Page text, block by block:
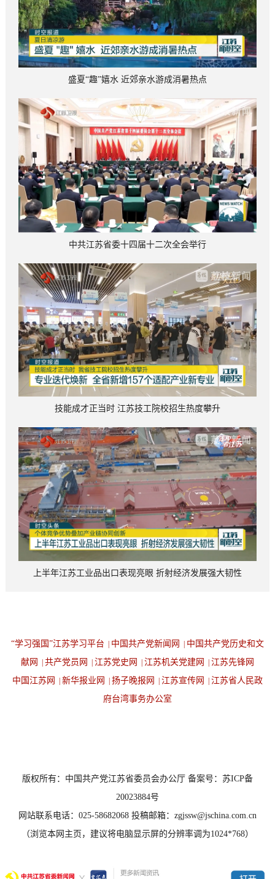
盛夏“趣”嬉水 近郊亲水游成消暑热点
中共江苏省委十四届十二次全会举行
技能成才正当时 江苏技工院校招生热度攀升
上半年江苏工业品出口表现亮眼 折射经济发展强大韧性
“学习强国”江苏学习平台 中国共产党新闻网
中国共产党历史和文
献网
共产党员网 江苏党史网 江苏机关党建网
江苏先锋网
中国江苏网
新华报业网 扬子晚报网 江苏宣传网
江苏省人民政
府台湾事务办公室
版权所有：中国共产党江苏省委员会办公厅 备案号：苏ICP备
20023884号
网站联系电话：025-58682068 投稿邮箱：zgjssw@jschina.com.cn
（浏览本网主页，建议将电脑显示屏的分辨率调为1024*768）